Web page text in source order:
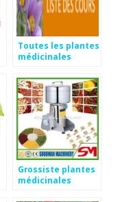
Toutes les plantes
médicinales
Grossiste plantes
médicinales